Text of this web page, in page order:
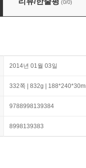
(0/0)
2014년 01월 03일
332쪽 | 832g |
9788998139384
8998139383